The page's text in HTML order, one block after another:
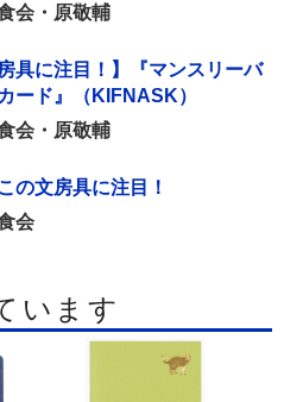
会・原敬輔
具に注目！】『マンスリーバ
ード』（KIFNASK）
会・原敬輔
の文房具に注目！
会
います